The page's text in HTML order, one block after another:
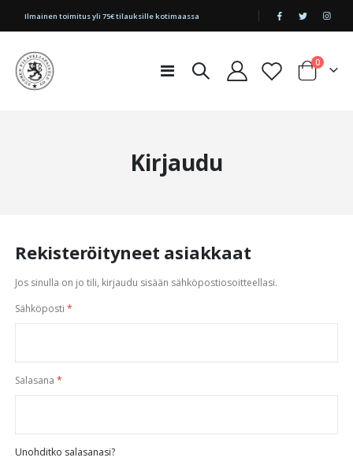
|
Ilmainen toimitus yli 75€ tilauksille kotimaassa
Toggle
Cart
0tuotetta
Kirjaudu
Rekisteröityneet asiakkaat
Jos sinulla on jo tili, kirjaudu sisään sähköpostiosoitteellasi.
Sähköposti
Salasana
Unohditko salasanasi?